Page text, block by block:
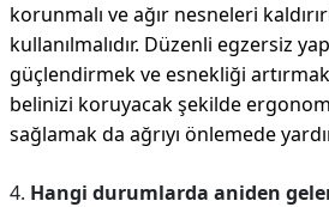
korunmalı ve ağır nesneleri
kullanılmalıdır. Düzenli egzersiz
güçlendirmek ve esnekliği
belinizi koruyacak şekilde
sağlamak da ağrıyı önlemede
4. Hangi durumlarda aniden